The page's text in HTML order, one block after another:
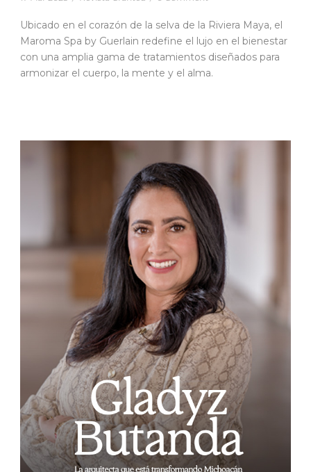
Ubicado en el corazón de la selva de la Riviera Maya, el
Maroma Spa by Guerlain redefine el lujo en el bienestar
con una amplia gama de tratamientos diseñados para
armonizar el cuerpo, la mente y el alma.